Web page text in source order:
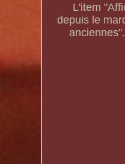
L'item
depuis le